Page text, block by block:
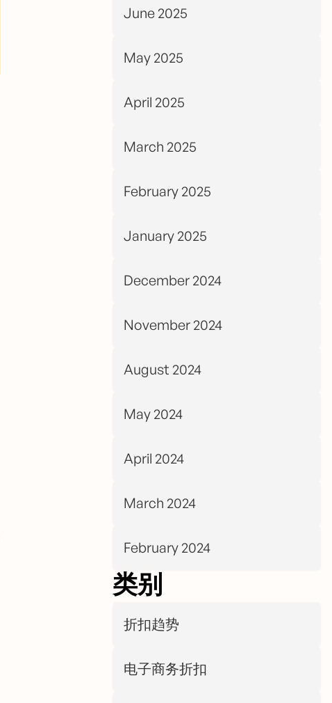
June 2025
May 2025
April 2025
March 2025
February 2025
January 2025
December 2024
November 2024
August 2024
May 2024
April 2024
March 2024
February 2024
类别
折扣趋势
电子商务折扣